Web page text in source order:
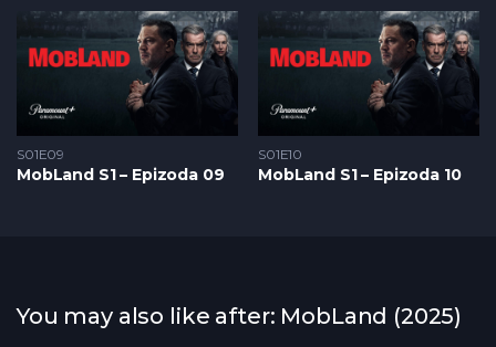
S01E09
MobLand S1 – Epizoda 09
S01E10
MobLand S1 – Epizoda 10
You may also like after: MobLand (2025)